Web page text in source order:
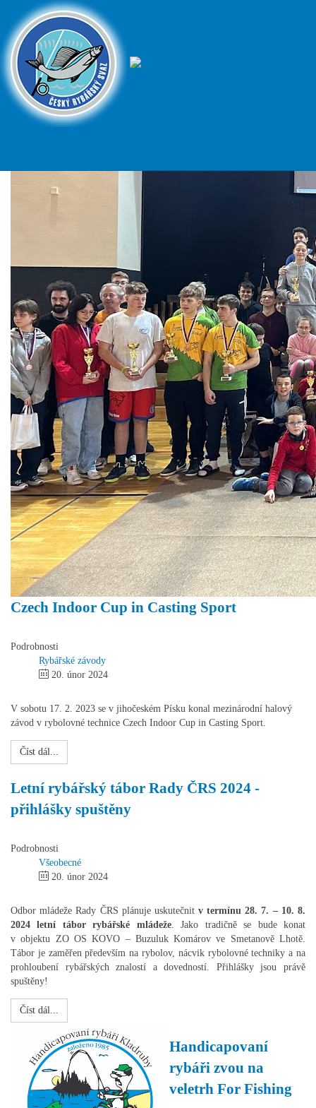
Czech Indoor Cup in Casting Sport
Podrobnosti
Rybářské závody
20. únor 2024
V sobotu 17. 2. 2023 se v jihočeském Písku konal mezinárodní halový
závod v rybolovné technice Czech Indoor Cup in Casting Sport.
Číst dál...
Letní rybářský tábor Rady ČRS 2024 -
přihlášky spuštěny
Podrobnosti
Všeobecné
20. únor 2024
Odbor mládeže Rady ČRS plánuje uskutečnit v termínu 28. 7. – 10. 8.
2024 letní tábor rybářské mládeže. Jako tradičně se bude konat
v objektu ZO OS KOVO – Buzuluk Komárov ve Smetanově Lhotě.
Tábor je zaměřen především na rybolov, nácvik rybolovné techniky a na
prohloubení rybářských znalostí a dovedností. Přihlášky jsou právě
spuštěny!
Číst dál...
Handicapovaní
rybáři zvou na
veletrh For Fishing